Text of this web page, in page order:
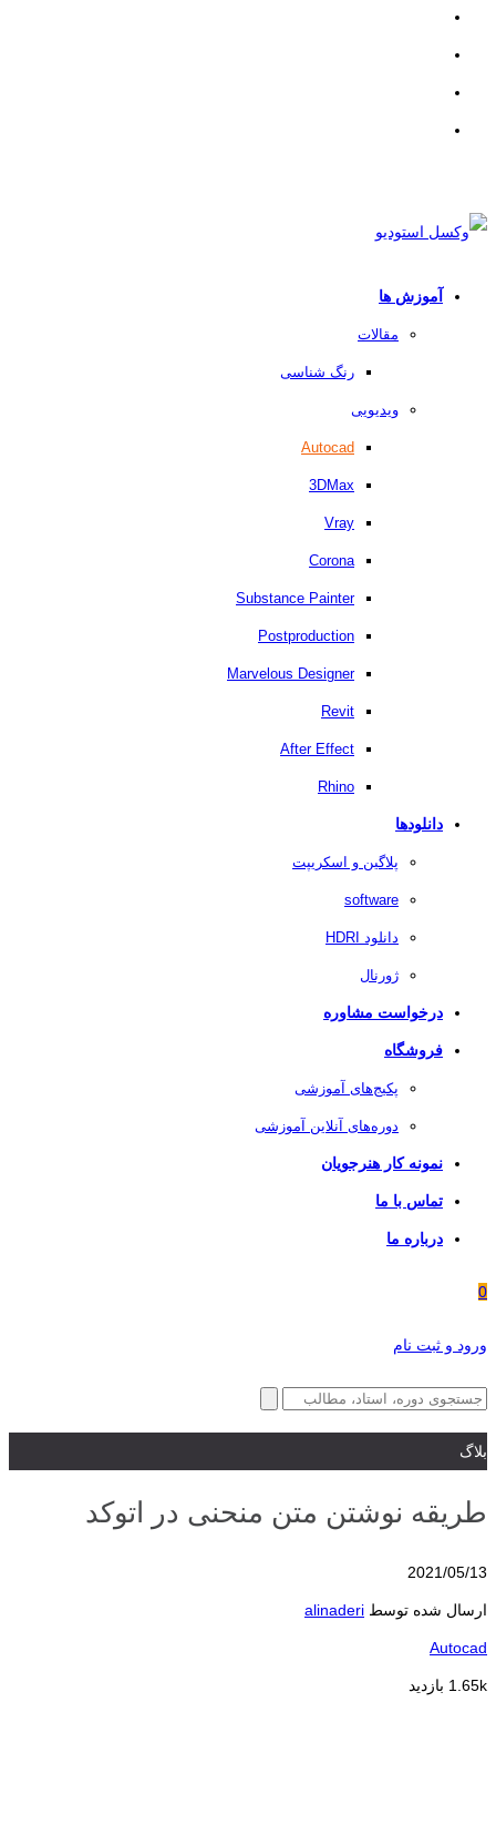
آموزش ها
مقالات
رنگ شناسی
ویدیویی
Autocad
3DMax
Vray
Corona
Substance Painter
Postproduction
Marvelous Designer
Revit
After Effect
Rhino
دانلودها
پلاگین و اسکریپت
software
دانلود HDRI
ژورنال
درخواست مشاوره
فروشگاه
پکیج‌های آموزشی
دوره‌های آنلاین آموزشی
نمونه کار هنرجویان
تماس با ما
درباره ما
0
ورود و ثبت نام
بلاگ
طریقه نوشتن متن منحنی در اتوکد
2021/05/13
ارسال شده توسط alinaderi
Autocad
1.65k بازدید